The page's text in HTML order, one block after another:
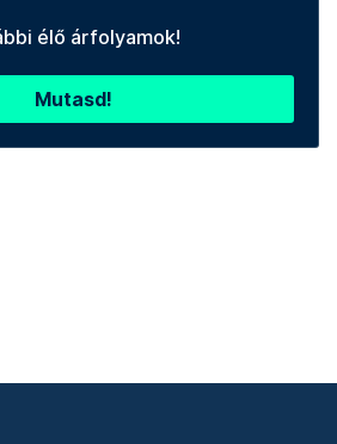
élő árfolyamok!
Mutasd!